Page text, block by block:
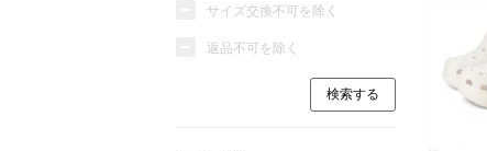
サイズ交換不可を除く
返品不可を除く